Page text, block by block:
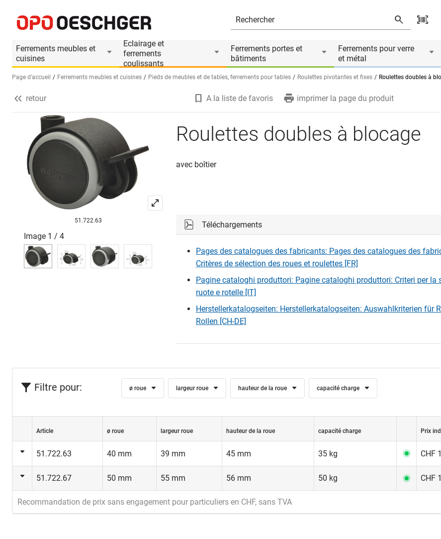
Ferrements meubles et
cuisines
Eclairage et
ferrements
coulissants
Ferrements portes et
bâtiments
Ferrements pour verre
et métal
Sélectionnez une langue (FR)
Page d’accueil Ferrements meubles et cuisines Pieds de meubles et de tables, ferrements pour tables Roulettes pivotantes et fixes Roulettes doubles à
Informations produit
Accessoires appropriés
retour A la liste de favoris imprimer la page du produit
51.722.63
Image 1 / 4
Roulettes doubles à blocage
avec boîtier
Téléchargements
Pages des catalogues des fabricants: Pages des catalogues des
Critères de sélection des roues et roulettes [FR]
Pagine cataloghi produttori: Pagine cataloghi produttori: Criteri per la
ruote e rotelle [IT]
Herstellerkatalogseiten: Herstellerkatalogseiten: Auswahlkriterien für
Rollen [CH-DE]
Filtre pour: ø roue largeur roue hauteur de la roue capacité charge
Article ø roue largeur roue hauteur de la roue capacité charge Prix
51.722.63 40 mm 39 mm 45 mm 35 kg CHF
51.722.67 50 mm 55 mm 56 mm 50 kg CHF
Recommandation de prix sans engagement pour particuliers en CHF, sans TVA